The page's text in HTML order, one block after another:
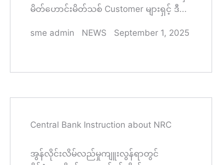
မိတ်ဟောင်းမိတ်သစ် Customer များရှင့် ဒီ...
sme admin NEWS September 1, 2025
Central Bank Instruction about NRC
အွန်လိုင်းလိမ်လည်မှုကျူးလွန်ရာတွင်